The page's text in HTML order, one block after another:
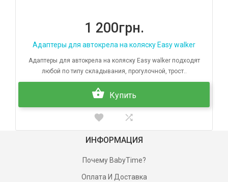
1 200грн.
Адаптеры для автокрела на коляску Easy walker
Адаптеры для автокрела на коляску Easy walker подходят
любой по типу складывания, прогулочной, трост..
Купить
ИНФОРМАЦИЯ
Почему BabyTime?
Оплата И Доставка